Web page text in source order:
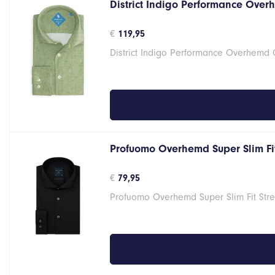
District Indigo Performance
€ 119,95
District Indigo Performance Overhemd
Profuomo Overhemd Super Slim
€ 79,95
Profuomo Overhemd Super Slim Fit